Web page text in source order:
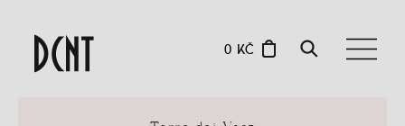
0 KČ